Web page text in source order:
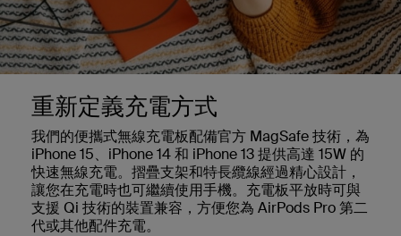
重新定義充電方式
我們的便攜式無線充電板配備官方 MagSafe 技術，為
iPhone 15、iPhone 14 和 iPhone 13 提供高達 15W 的
快速無線充電。摺疊支架和特長纜線經過精心設計，
讓您在充電時也可繼續使用手機。充電板平放時可與
支援 Qi 技術的裝置兼容，方便您為 AirPods Pro 第二
代或其他配件充電。